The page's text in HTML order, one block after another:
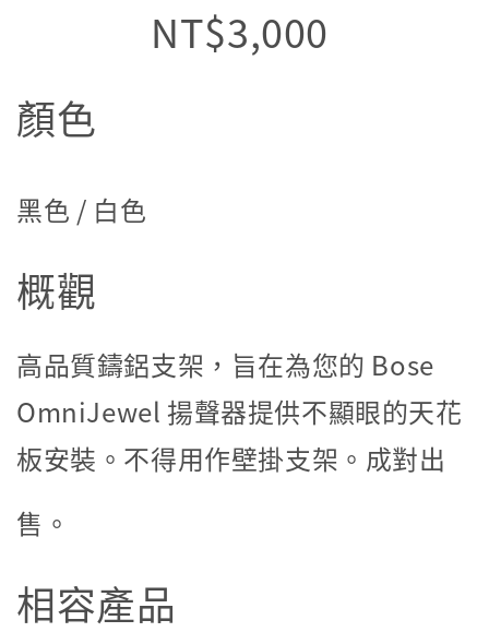
NT$3,000
顏色
黑色 / 白色
概觀
高品質鑄鋁支架，旨在為您的 Bose
OmniJewel 揚聲器提供不顯眼的天花
板安裝。不得用作壁掛支架。成對出
售。
相容產品